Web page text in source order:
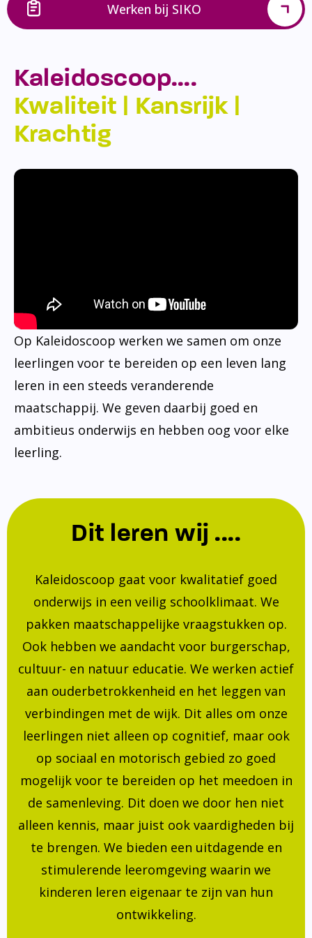
Werken bij SIKO
Kaleidoscoop….
Kwaliteit | Kansrijk |
Krachtig
Op Kaleidoscoop werken we samen om onze
leerlingen voor te bereiden op een leven lang
leren in een steeds veranderende
maatschappij. We geven daarbij goed en
ambitieus onderwijs en hebben oog voor elke
leerling.
Dit leren wij ....
Kaleidoscoop gaat voor kwalitatief goed
onderwijs in een veilig schoolklimaat. We
pakken maatschappelijke vraagstukken op.
Ook hebben we aandacht voor burgerschap,
cultuur- en natuur educatie. We werken actief
aan ouderbetrokkenheid en het leggen van
verbindingen met de wijk. Dit alles om onze
leerlingen niet alleen op cognitief, maar ook
op sociaal en motorisch gebied zo goed
mogelijk voor te bereiden op het meedoen in
de samenleving. Dit doen we door hen niet
alleen kennis, maar juist ook vaardigheden bij
te brengen. We bieden een uitdagende en
stimulerende leeromgeving waarin we
kinderen leren eigenaar te zijn van hun
ontwikkeling.